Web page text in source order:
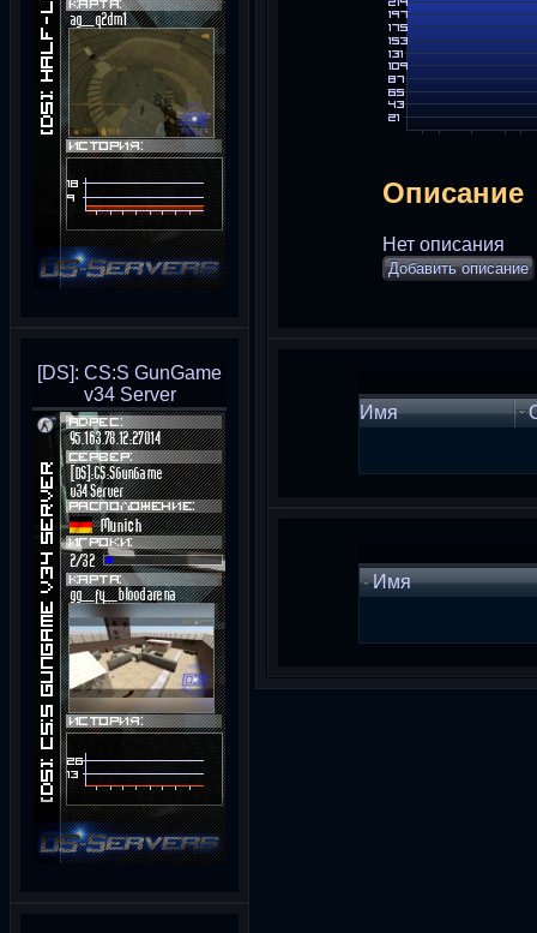
[DS]: CS:S GunGame
v34 Server
Описание
Нет описания
Добавить описание
Имя
Имя